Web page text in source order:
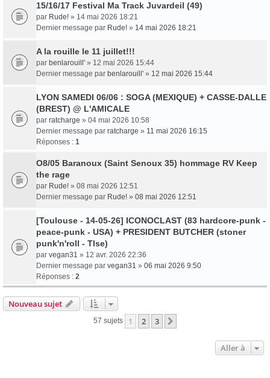
15/16/17 Festival Ma Track Juvardeil (49)
par Rude! » 14 mai 2026 18:21
Dernier message par Rude! » 14 mai 2026 18:21
A la rouille le 11 juillet!!!
par benlarouill' » 12 mai 2026 15:44
Dernier message par benlarouill' » 12 mai 2026 15:44
LYON SAMEDI 06/06 : SOGA (MEXIQUE) + CASSE-DALLE
(BREST) @ L'AMICALE
par ratcharge » 04 mai 2026 10:58
Dernier message par ratcharge » 11 mai 2026 16:15
Réponses : 1
O8/05 Baranoux (Saint Senoux 35) hommage RV Keep
the rage
par Rude! » 08 mai 2026 12:51
Dernier message par Rude! » 08 mai 2026 12:51
[Toulouse - 14-05-26] ICONOCLAST (83 hardcore-punk -
peace-punk - USA) + PRESIDENT BUTCHER (stoner
punk'n'roll - Tlse)
par vegan31 » 12 avr. 2026 22:36
Dernier message par vegan31 » 06 mai 2026 9:50
Réponses : 2
Nouveau sujet
57 sujets 1 2 3
Aller à